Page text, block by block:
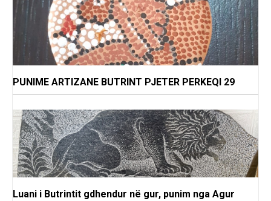
PUNIME ARTIZANE BUTRINT PJETER PERKEQI 29
Luani i Butrintit gdhendur në gur, punim nga Agur